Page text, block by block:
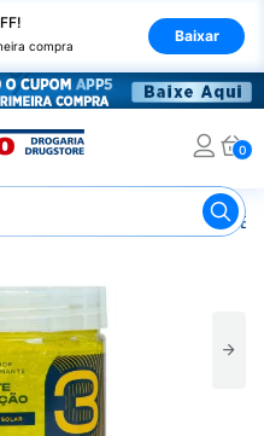
compra
Baixar
0
Gel